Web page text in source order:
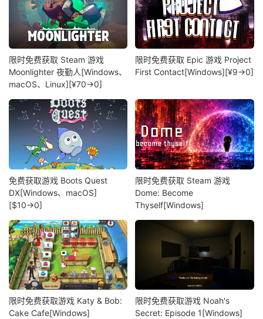
限时免费获取 Steam 游戏
Moonlighter 夜勤人[Windows、
macOS、Linux][¥70→0]
限时免费获取 Epic 游戏 Project
First Contact[Windows][¥9→0]
免费获取游戏 Boots Quest
DX[Windows、macOS]
[$10→0]
限时免费获取 Steam 游戏
Dome: Become
Thyself[Windows]
限时免费获取游戏 Katy & Bob:
Cake Cafe[Windows]
限时免费获取游戏 Noah's
Secret: Episode 1[Windows]